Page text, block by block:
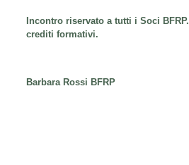
Incontro riservato a tutti i Soci BFRP.
crediti formativi.
Barbara Rossi BFRP